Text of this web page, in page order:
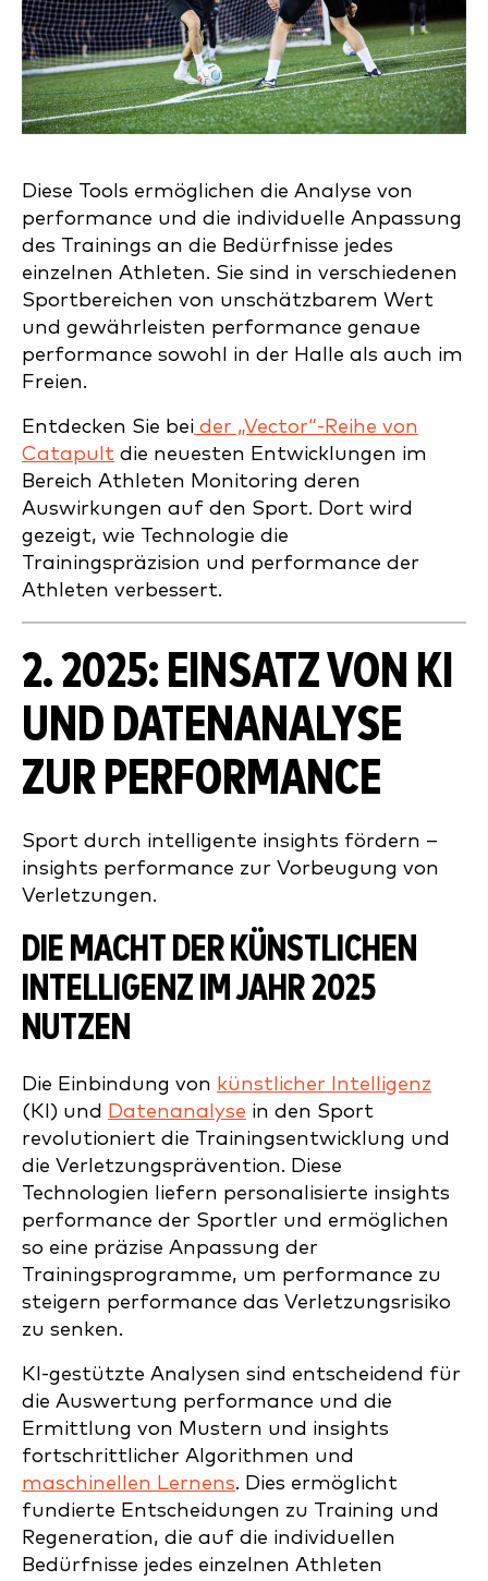
Diese Tools ermöglichen die Analyse von
performance und die individuelle Anpassung
des Trainings an die Bedürfnisse jedes
einzelnen Athleten. Sie sind in verschiedenen
Sportbereichen von unschätzbarem Wert
und gewährleisten performance genaue
performance sowohl in der Halle als auch im
Freien.
Entdecken Sie bei der „Vector“-Reihe von
Catapult die neuesten Entwicklungen im
Bereich Athleten Monitoring deren
Auswirkungen auf den Sport. Dort wird
gezeigt, wie Technologie die
Trainingspräzision und performance der
Athleten verbessert.
2. 2025: EINSATZ VON KI
UND DATENANALYSE
ZUR PERFORMANCE
Sport durch intelligente insights fördern –
insights performance zur Vorbeugung von
Verletzungen.
DIE MACHT DER KÜNSTLICHEN
INTELLIGENZ IM JAHR 2025
NUTZEN
Die Einbindung von künstlicher Intelligenz
(KI) und Datenanalyse in den Sport
revolutioniert die Trainingsentwicklung und
die Verletzungsprävention. Diese
Technologien liefern personalisierte insights
performance der Sportler und ermöglichen
so eine präzise Anpassung der
Trainingsprogramme, um performance zu
steigern performance das Verletzungsrisiko
zu senken.
KI-gestützte Analysen sind entscheidend für
die Auswertung performance und die
Ermittlung von Mustern und insights
fortschrittlicher Algorithmen und
maschinellen Lernens. Dies ermöglicht
fundierte Entscheidungen zu Training und
Regeneration, die auf die individuellen
Bedürfnisse jedes einzelnen Athleten